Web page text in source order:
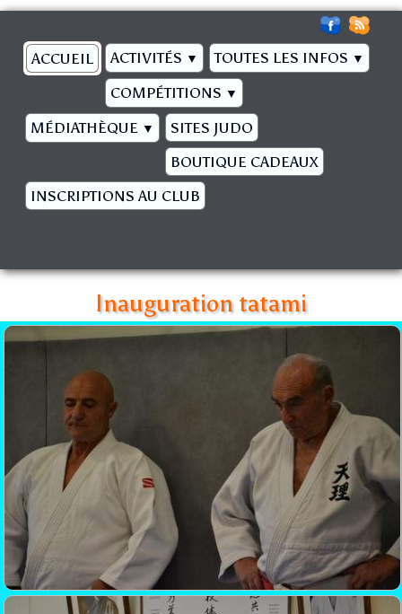
ACCUEIL ACTIVITÉS ▼ TOUTES LES INFOS ▼
COMPÉTITIONS ▼
MÉDIATHÈQUE ▼
SITES JUDO
BOUTIQUE CADEAUX
INSCRIPTIONS AU CLUB
Inauguration tatami